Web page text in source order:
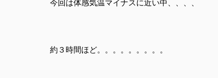
今回は体感気温マイナスに近い中、、、、
約３時間ほど。。。。。。。。。